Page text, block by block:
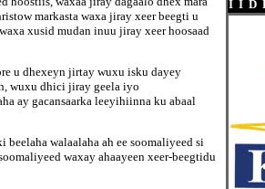
I I D
markasta waxa jiray xeer beegti u
xusid mudan inuu jiray xeer hoosaad
u dhexeyn jirtay wuxu isku dayey
wuxu dhici jiray geela iyo
ay gacansaarka leeyihiinna ku abaal
walaalaha ah ee soomaliyeed si
waxay ahaayeen xeer-beegtidu